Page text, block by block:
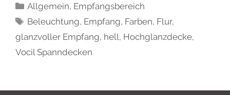
Allgemein, Empfangsbereich
Beleuchtung, Empfang, Farben, Flur,
glanzvoller Empfang, hell, Hochglanzdecke,
Vocil Spanndecken